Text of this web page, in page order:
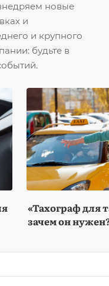
новые
и
и крупного
будьте в
«Тахограф для
зачем он